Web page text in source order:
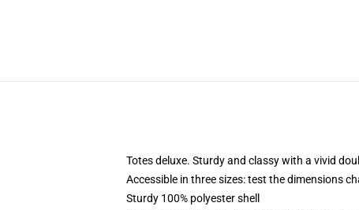
Totes deluxe. Sturdy and classy with a vivid
Accessible in three sizes: test the dimensions
Sturdy 100% polyester shell